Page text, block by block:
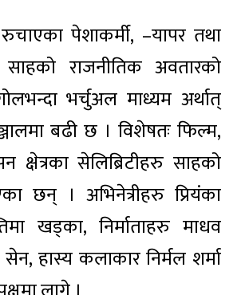
पेशाकर्मी, –यापर तथा
राजनीतिक अवतारको
भर्चुअल माध्यम अर्थात्
बढी छ । विशेषतः फिल्म,
सेलिब्रिटीहरु साहको
छन् । अभिनेत्रीहरु प्रियंका
खड्का, निर्माताहरु माधव
हास्य कलाकार निर्मल शर्मा